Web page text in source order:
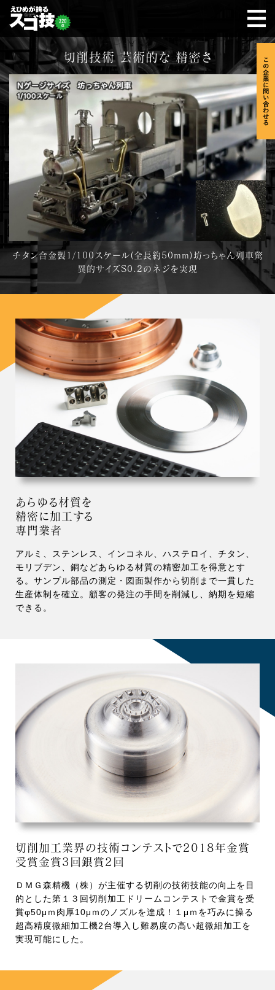
切削技術 芸術的な 精密さ
チタン合金製1/100スケール(全長約50mm)坊っちゃん列車驚
異的サイズS0.2のネジを実現
あらゆる材質を
精密に加工する
専門業者
アルミ、ステンレス、インコネル、ハステロイ、チタン、
モリブデン、銅などあらゆる材質の精密加工を得意とす
る。サンプル部品の測定・図面製作から切削まで一貫した
生産体制を確立。顧客の発注の手間を削減し、納期を短縮
できる。
切削加工業界の技術コンテストで2018年金賞
受賞金賞3回銀賞2回
ＤＭＧ森精機（株）が主催する切削の技術技能の向上を目
的とした第１３回切削加工ドリームコンテストで金賞を受
賞φ50μｍ肉厚10μｍのノズルを達成！１μｍを巧みに操る
超高精度微細加工機2台導入し難易度の高い超微細加工を
実現可能にした。